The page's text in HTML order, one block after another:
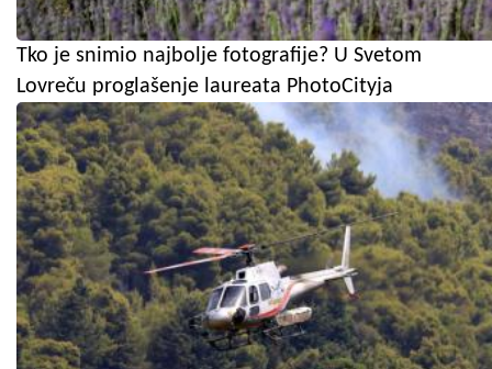
Tko je snimio najbolje fotografije? U Svetom
Lovreču proglašenje laureata PhotoCityja